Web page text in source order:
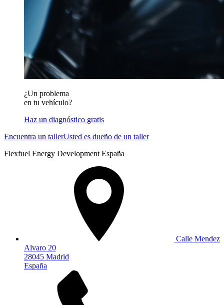
¿Un problema
en tu vehículo?
Haz un diagnóstico gratis
Encuentra un tallerUsted es dueño de un taller
Flexfuel Energy Development España
Calle Mendez
Alvaro 20
28045 Madrid
España